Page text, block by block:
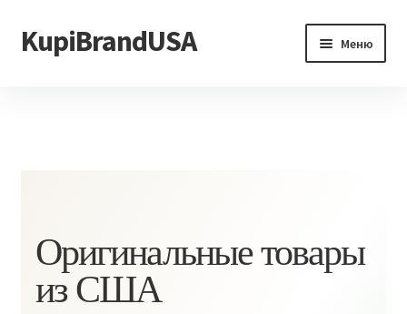
Перейти
к
Перейти
к
KupiBrandUSA Меню
Оригинальные товары
из США